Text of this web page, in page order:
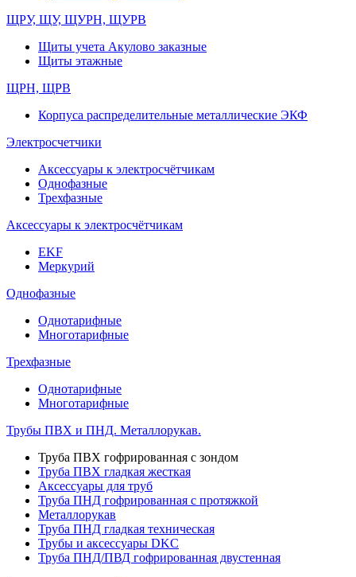
ЩРУ, ЩУ, ЩУРН, ЩУРВ
Щиты учета Акулово заказные
Щиты этажные
ЩРН, ЩРВ
Корпуса распределительные металлические ЭКФ
Электросчетчики
Аксессуары к электросчётчикам
Однофазные
Трехфазные
Аксессуары к электросчётчикам
EKF
Меркурий
Однофазные
Однотарифные
Многотарифные
Трехфазные
Однотарифные
Многотарифные
Трубы ПВХ и ПНД. Металлорукав.
Труба ПВХ гофрированная с зондом
Труба ПВХ гладкая жесткая
Аксессуары для труб
Труба ПНД гофрированная с протяжкой
Металлорукав
Труба ПНД гладкая техническая
Трубы и аксессуары DKC
Труба ПНД/ПВД гофрированная двустенная